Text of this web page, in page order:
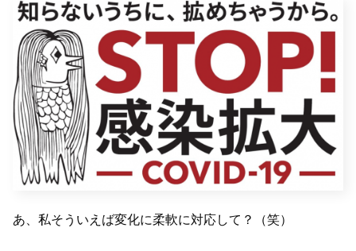
あ、私そういえば変化に柔軟に対応して？（笑）